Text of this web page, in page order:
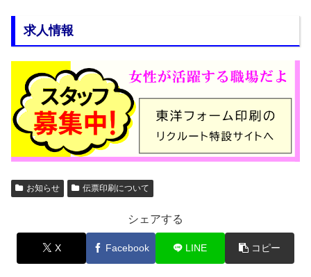
求人情報
お知らせ 伝票印刷について
シェアする
X Facebook LINE コピー